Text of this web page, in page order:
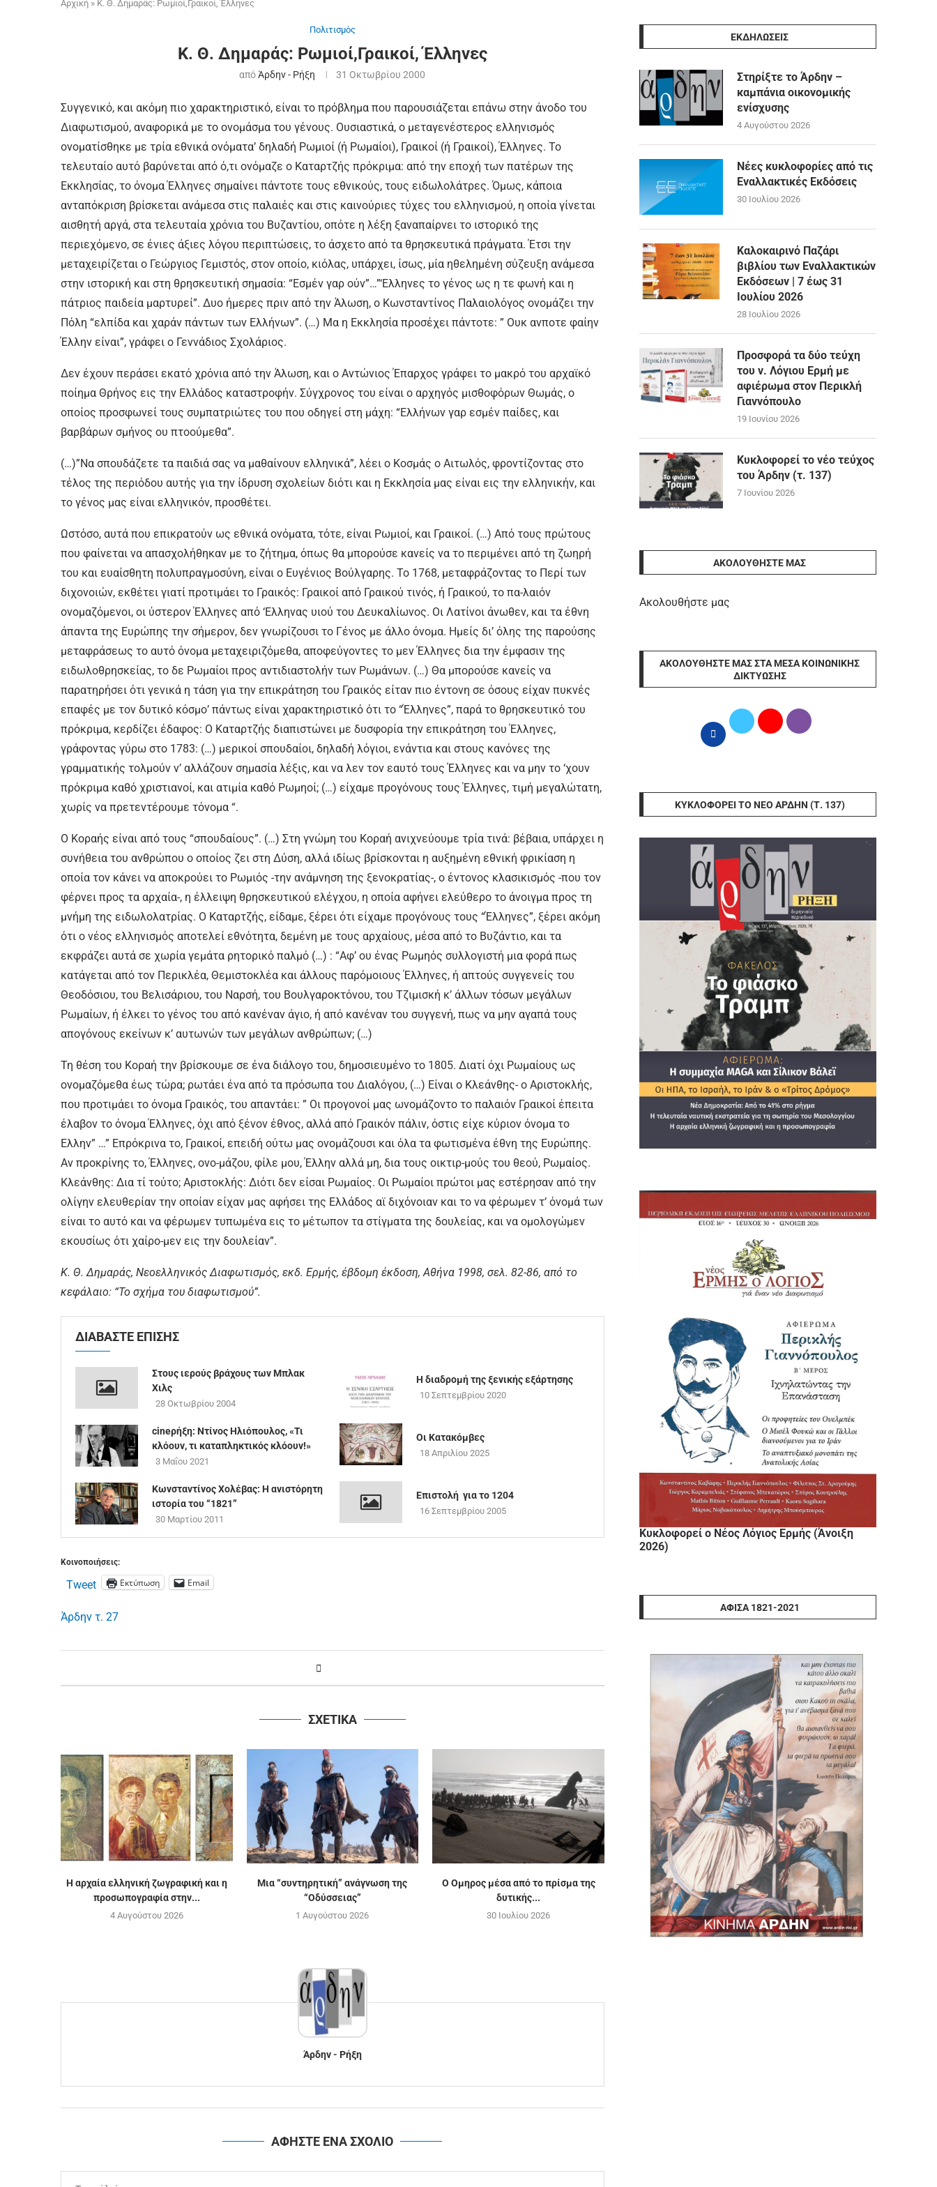
Αρχική » Κ. Θ. Δημαράς: Ρωμιοί,Γραικοί, Έλληνες
Πολιτισμός
Κ. Θ. Δημαράς: Ρωμιοί,Γραικοί, Έλληνες
απόΆρδην - Ρήξη 31 Οκτωβρίου 2000
Συγγενικό, και ακόμη πιο χαρακτηριστικό, είναι το πρόβλημα που παρουσιάζεται επάνω στην άνοδο του
Διαφωτισμού, αναφορικά με το ονομάσμα του γένους. Ουσιαστικά, ο μεταγενέστερος ελληνισμός
ονοματίσθηκε με τρία εθνικά ονόματα’ δηλαδή Ρωμιοί (ή Ρωμαίοι), Γραικοί (ή Γραικοί), Έλληνες. Το
τελευταίο αυτό βαρύνεται από ό,τι ονόμαζε ο Καταρτζής πρόκριμα: από την εποχή των πατέρων της
Εκκλησίας, το όνομα Έλληνες σημαίνει πάντοτε τους εθνικούς, τους ειδωλολάτρες. Όμως, κάποια
ανταπόκριση βρίσκεται ανάμεσα στις παλαιές και στις καινούριες τύχες του ελληνισμού, η οποία γίνεται
αισθητή αργά, στα τελευταία χρόνια του Βυζαντίου, οπότε η λέξη ξαναπαίρνει το ιστορικό της
περιεχόμενο, σε ένιες άξιες λόγου περιπτώσεις, το άσχετο από τα θρησκευτικά πράγματα. Έτσι την
μεταχειρίζεται ο Γεώργιος Γεμιστός, στον οποίο, κιόλας, υπάρχει, ίσως, μία ηθελημένη σύζευξη ανάμεσα
στην ιστορική και στη θρησκευτική σημασία: “Εσμέν γαρ ούν”…”‘Ελληνες το γένος ως η τε φωνή και η
πάτριος παιδεία μαρτυρεί”. Δυο ήμερες πριν από την Άλωση, ο Κωνσταντίνος Παλαιολόγος ονομάζει την
Πόλη “ελπίδα και χαράν πάντων των Ελλήνων”. (…) Μα η Εκκλησία προσέχει πάντοτε: ” Ουκ ανποτε φαίην
Έλλην είναι”, γράφει ο Γεννάδιος Σχολάριος.
Δεν έχουν περάσει εκατό χρόνια από την Άλωση, και ο Αντώνιος Έπαρχος γράφει το μακρό του αρχαϊκό
ποίημα Θρήνος εις την Ελλάδος καταστροφήν. Σύγχρονος του είναι ο αρχηγός μισθοφόρων Θωμάς, ο
οποίος προσφωνεί τους συμπατριώτες του που οδηγεί στη μάχη: “Ελλήνων γαρ εσμέν παίδες, και
βαρβάρων σμήνος ου πτοούμεθα”.
(…)”Να σπουδάζετε τα παιδιά σας να μαθαίνουν ελληνικά”, λέει ο Κοσμάς ο Αιτωλός, φροντίζοντας στο
τέλος της περιόδου αυτής για την ίδρυση σχολείων διότι και η Εκκλησία μας είναι εις την ελληνικήν, και
το γένος μας είναι ελληνικόν, προσθέτει.
Ωστόσο, αυτά που επικρατούν ως εθνικά ονόματα, τότε, είναι Ρωμιοί, και Γραικοί. (…) Από τους πρώτους
που φαίνεται να απασχολήθηκαν με το ζήτημα, όπως θα μπορούσε κανείς να το περιμένει από τη ζωηρή
του και ευαίσθητη πολυπραγμοσύνη, είναι ο Ευγένιος Βούλγαρης. Το 1768, μεταφράζοντας το Περί των
διχονοιών, εκθέτει γιατί προτιμάει το Γραικός: Γραικοί από Γραικού τινός, ή Γραικού, το πα-λαιόν
ονομαζόμενοι, οι ύστερον Έλληνες από ‘Ελληνας υιού του Δευκαλίωνος. Οι Λατίνοι άνωθεν, και τα έθνη
άπαντα της Ευρώπης την σήμερον, δεν γνωρίζουσι το Γένος με άλλο όνομα. Ημείς δι’ όλης της παρούσης
μεταφράσεως το αυτό όνομα μεταχειριζόμεθα, αποφεύγοντες το μεν Έλληνες δια την έμφασιν της
ειδωλοθρησκείας, το δε Ρωμαίοι προς αντιδιαστολήν των Ρωμάνων. (…) Θα μπορούσε κανείς να
παρατηρήσει ότι γενικά η τάση για την επικράτηση του Γραικός είταν πιο έντονη σε όσους είχαν πυκνές
επαφές με τον δυτικό κόσμο’ πάντως είναι χαρακτηριστικό ότι το “Έλληνες”, παρά το θρησκευτικό του
πρόκριμα, κερδίζει έδαφος: Ο Καταρτζής διαπιστώνει με δυσφορία την επικράτηση του Έλληνες,
γράφοντας γύρω στο 1783: (…) μερικοί σπουδαίοι, δηλαδή λόγιοι, ενάντια και στους κανόνες της
γραμματικής τολμούν ν’ αλλάζουν σημασία λέξις, και να λεν τον εαυτό τους Έλληνες και να μην το ‘χουν
πρόκριμα καθό χριστιανοί, και ατιμία καθό Ρωμηοί; (…) είχαμε προγόνους τους Έλληνες, τιμή μεγαλώτατη,
χωρίς να πρετεντέρουμε τόνομα “.
Ο Κοραής είναι από τους “σπουδαίους”. (…) Στη γνώμη του Κοραή ανιχνεύουμε τρία τινά: βέβαια, υπάρχει η
συνήθεια του ανθρώπου ο οποίος ζει στη Δύση, αλλά ιδίως βρίσκονται η αυξημένη εθνική φρικίαση η
οποία τον κάνει να αποκρούει το Ρωμιός -την ανάμνηση της ξενοκρατίας-, ο έντονος κλασικισμός -που τον
φέρνει προς τα αρχαία-, η έλλειψη θρησκευτικού ελέγχου, η οποία αφήνει ελεύθερο το άνοιγμα προς τη
μνήμη της ειδωλολατρίας. Ο Καταρτζής, είδαμε, ξέρει ότι είχαμε προγόνους τους “Έλληνες”, ξέρει ακόμη
ότι ο νέος ελληνισμός αποτελεί εθνότητα, δεμένη με τους αρχαίους, μέσα από το Βυζάντιο, και τα
εκφράζει αυτά σε χωρία γεμάτα ρητορικό παλμό (…) : “Αφ’ ου ένας Ρωμηός συλλογιστή μια φορά πως
κατάγεται από τον Περικλέα, Θεμιστοκλέα και άλλους παρόμοιους Έλληνες, ή απτούς συγγενείς του
Θεοδόσιου, του Βελισάριου, του Ναρσή, του Βουλγαροκτόνου, του Τζιμισκή κ’ άλλων τόσων μεγάλων
Ρωμαίων, ή έλκει το γένος του από κανέναν άγιο, ή από κανέναν του συγγενή, πως να μην αγαπά τους
απογόνους εκείνων κ’ αυτωνών των μεγάλων ανθρώπων; (…)
Τη θέση του Κοραή την βρίσκουμε σε ένα διάλογο του, δημοσιευμένο το 1805. Διατί όχι Ρωμαίους ως
ονομαζόμεθα έως τώρα; ρωτάει ένα από τα πρόσωπα του Διαλόγου, (…) Είναι ο Κλεάνθης- ο Αριστοκλής,
που προτιμάει το όνομα Γραικός, του απαντάει: ” Οι προγονοί μας ωνομάζοντο το παλαιόν Γραικοί έπειτα
έλαβον το όνομα Έλληνες, όχι από ξένον έθνος, αλλά από Γραικόν πάλιν, όστις είχε κύριον όνομα το
Ελλην” …” Επρόκρινα το, Γραικοί, επειδή ούτω μας ονομάζουσι και όλα τα φωτισμένα έθνη της Ευρώπης.
Αν προκρίνης το, Έλληνες, ονο-μάζου, φίλε μου, Έλλην αλλά μη, δια τους οικτιρ-μούς του θεού, Ρωμαίος.
Κλεάνθης: Δια τί τούτο; Αριστοκλής: Διότι δεν είσαι Ρωμαίος. Οι Ρωμαίοι πρώτοι μας εστέρησαν από την
ολίγην ελευθερίαν την οποίαν είχαν μας αφήσει της Ελλάδος αϊ διχόνοιαν και το να φέρωμεν τ’ όνομά των
είναι το αυτό και να φέρωμεν τυπωμένα εις το μέτωπον τα στίγματα της δουλείας, και να ομολογώμεν
εκουσίως ότι χαίρο-μεν εις την δουλείαν”.
Κ. Θ. Δημαράς, Νεοελληνικός Διαφωτισμός, εκδ. Ερμής, έβδομη έκδοση, Αθήνα 1998, σελ. 82-86, από το
κεφάλαιο: “Το σχήμα του διαφωτισμού”.
ΔΙΑΒΑΣΤΕ ΕΠΙΣΗΣ
Στους ιερούς βράχους των Μπλακ
Χιλς
28 Οκτωβρίου 2004
Η διαδρομή της ξενικής εξάρτησης
10 Σεπτεμβρίου 2020
cineρήξη: Ντίνος Ηλιόπουλος, «Τι
κλόουν, τι καταπληκτικός κλόουν!»
3 Μαΐου 2021
Οι Κατακόμβες
18 Απριλίου 2025
Κωνσταντίνος Χολέβας: Η ανιστόρητη
ιστορία του “1821”
30 Μαρτίου 2011
Επιστολή για το 1204
16 Σεπτεμβρίου 2005
Κοινοποιήσεις:
Tweet Εκτύπωση Email
Άρδην τ. 27
ΣΧΕΤΙΚΑ
H αρχαία ελληνική ζωγραφική και η
προσωπογραφία στην...
4 Αυγούστου 2026
Μια “συντηρητική” ανάγνωση της
“Οδύσσειας”
1 Αυγούστου 2026
Ο Ομηρος μέσα από το πρίσμα της
δυτικής...
30 Ιουλίου 2026
Άρδην - Ρήξη
ΑΦΗΣΤΕ ΕΝΑ ΣΧΟΛΙΟ
ΕΚΔΗΛΩΣΕΙΣ
Στηρίξτε το Άρδην –
καμπάνια οικονομικής
ενίσχυσης
4 Αυγούστου 2026
Νέες κυκλοφορίες από τις
Εναλλακτικές Εκδόσεις
30 Ιουλίου 2026
Καλοκαιρινό Παζάρι
βιβλίου των Εναλλακτικών
Εκδόσεων | 7 έως 31
Ιουλίου 2026
28 Ιουλίου 2026
Προσφορά τα δύο τεύχη
του ν. Λόγιου Ερμή με
αφιέρωμα στον Περικλή
Γιαννόπουλο
19 Ιουνίου 2026
Κυκλοφορεί το νέο τεύχος
του Άρδην (τ. 137)
7 Ιουνίου 2026
ΑΚΟΛΟΥΘΉΣΤΕ ΜΑΣ
Ακολουθήστε μας
ΑΚΟΛΟΥΘΉΣΤΕ ΜΑΣ ΣΤΑ ΜΈΣΑ ΚΟΙΝΩΝΙΚΉΣ
ΔΙΚΤΎΩΣΗΣ
ΚΥΚΛΟΦΟΡΕΊ ΤΟ ΝΈΟ ΆΡΔΗΝ (Τ. 137)
Κυκλοφορεί ο Νέος Λόγιος Ερμής (Άνοιξη
2026)
ΑΦΊΣΑ 1821-2021